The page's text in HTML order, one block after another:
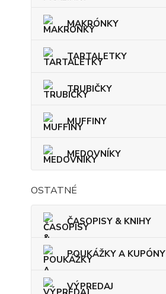
MAKRÓNKY
TARTALETKY
TRUBIČKY
MUFFINY
MEDOVNÍKY
OSTATNÉ
ČASOPISY & KNIHY
POUKÁŽKY A KUPÓNY
VÝPREDAJ